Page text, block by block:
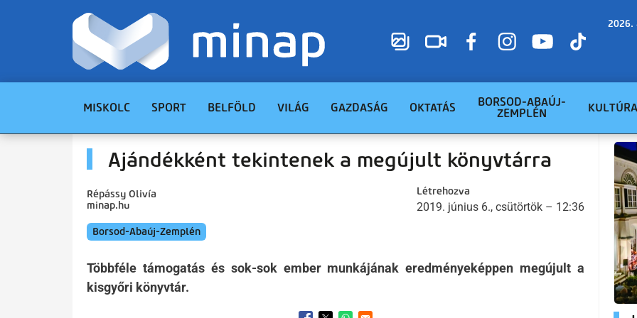
2026.
MISKOLC SPORT BELFÖLD VILÁG GAZDASÁG OKTATÁS
BORSOD-ABAÚJ-
ZEMPLÉN
KULTÚRA
Ajándékként tekintenek a megújult könyvtárra
Répássy Olivía
minap.hu
Létrehozva
2019. június 6., csütörtök – 12:36
Borsod-Abaúj-Zemplén
Többféle támogatás és sok-sok ember munkájának eredményeképpen megújult a
kisgyőri könyvtár.